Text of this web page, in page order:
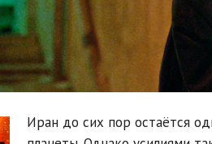
Иран до сих пор остаётся